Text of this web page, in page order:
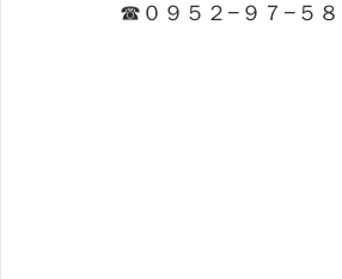
​☎０９５２−９７−５８